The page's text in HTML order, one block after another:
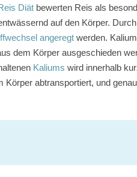
Diät bewerten Reis als
auf den Körper.
angeregt werden.
dem Körper ausgeschieden
Kaliums wird innerhalb
Körper abtransportiert, und